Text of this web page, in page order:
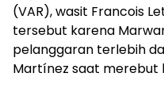
(VAR), wasit Francois
tersebut karena
pelanggaran terlebih
Martínez saat merebut